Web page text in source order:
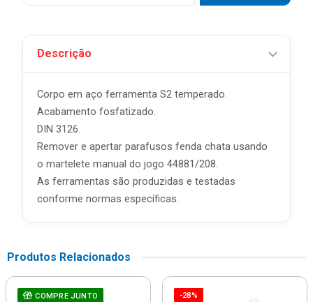
Descrição
Corpo em aço ferramenta S2 temperado.
Acabamento fosfatizado.
DIN 3126.
Remover e apertar parafusos fenda chata usando
o martelete manual do jogo 44881/208.
As ferramentas são produzidas e testadas
conforme normas específicas.
Produtos Relacionados
COMPRE JUNTO -28%